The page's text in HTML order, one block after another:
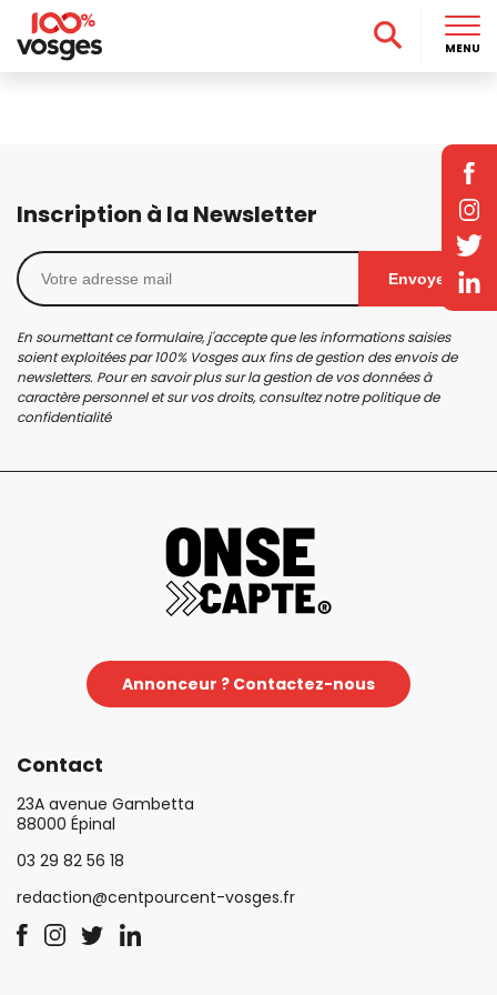
Inscription à la Newsletter
Envoyer
En soumettant ce formulaire, j'accepte que les informations saisies
soient exploitées par 100% Vosges aux fins de gestion des envois de
newsletters. Pour en savoir plus sur la gestion de vos données à
caractère personnel et sur vos droits, consultez notrepolitique de
confidentialité
Annonceur ? Contactez-nous
Contact
23A avenue Gambetta
88000 Épinal
03 29 82 56 18
redaction@centpourcent-vosges.fr
MENU